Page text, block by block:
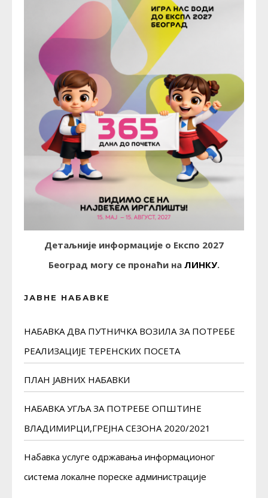
Детаљније информације о Експо 2027
Београд могу се пронаћи на ЛИНКУ.
ЈАВНЕ НАБАВКЕ
НАБАВКА ДВА ПУТНИЧКА ВОЗИЛА ЗА ПОТРЕБЕ
РЕАЛИЗАЦИЈЕ ТЕРЕНСКИХ ПОСЕТА
ПЛАН ЈАВНИХ НАБАВКИ
НАБАВКА УГЉА ЗА ПОТРЕБЕ ОПШТИНЕ
ВЛАДИМИРЦИ,ГРЕЈНА СЕЗОНА 2020/2021
Набавка услуге одржавања информационог
система локалне пореске администрације